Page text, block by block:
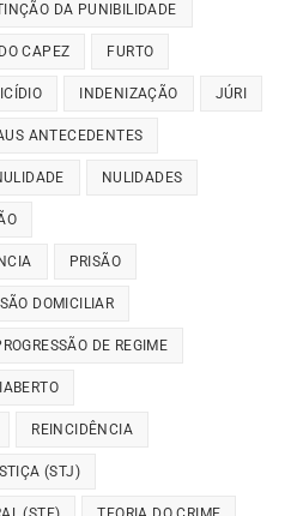
DA PUNIBILIDADE
CAPEZ FURTO
INDENIZAÇÃO JÚRI
ANTECEDENTES
NULIDADES
PRISÃO
DOMICILIAR
DE REGIME
REINCIDÊNCIA
(STJ)